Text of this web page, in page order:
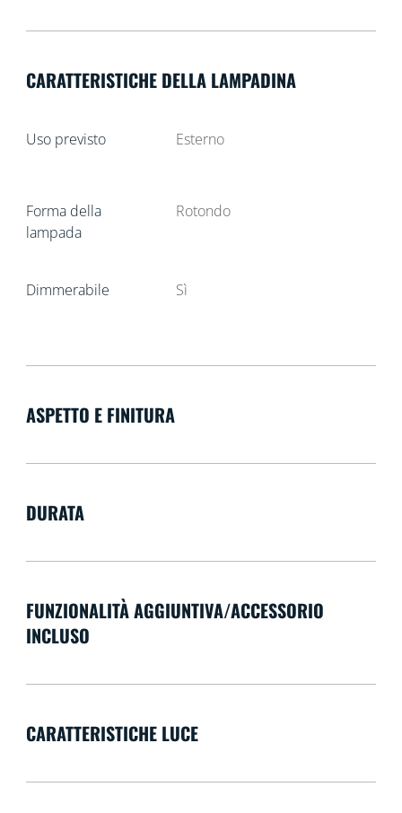
CARATTERISTICHE DELLA LAMPADINA
Uso previsto Esterno
Forma della
lampada
Rotondo
Dimmerabile Sì
ASPETTO E FINITURA
DURATA
FUNZIONALITÀ AGGIUNTIVA/ACCESSORIO
INCLUSO
CARATTERISTICHE LUCE